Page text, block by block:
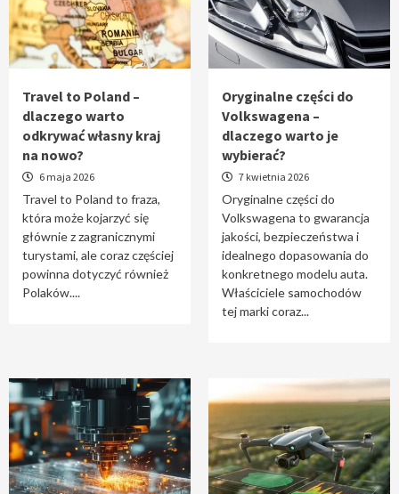
5
Tworzenie aplikacji internetowych – jak
powstają nowoczesne rozwiązania cyfrowe
1
Travel to Poland – dlaczego warto odkrywać
własny kraj na nowo?
2
Oryginalne części do Volkswagena –
dlaczego warto je wybierać?
Cięcie laserem i frezowanie CNC –
4
Czy sztuczna inteligencja wyprze pracę
geodety w przyszłości?
Travel to Poland –
dlaczego warto
odkrywać własny kraj
na nowo?
6 maja 2026
Travel to Poland to fraza,
która może kojarzyć się
głównie z zagranicznymi
turystami, ale coraz częściej
powinna dotyczyć również
Polaków....
Oryginalne części do
Volkswagena –
dlaczego warto je
wybierać?
7 kwietnia 2026
Oryginalne części do
Volkswagena to gwarancja
jakości, bezpieczeństwa i
idealnego dopasowania do
konkretnego modelu auta.
Właściciele samochodów
tej marki coraz...